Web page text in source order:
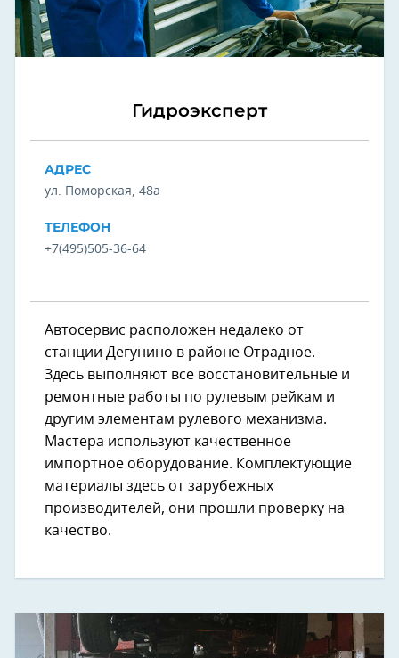
Гидроэксперт
АДРЕС
ул. Поморская, 48а
ТЕЛЕФОН
+7(495)505-36-64
Автосервис расположен недалеко от
станции Дегунино в районе Отрадное.
Здесь выполняют все восстановительные и
ремонтные работы по рулевым рейкам и
другим элементам рулевого механизма.
Мастера используют качественное
импортное оборудование. Комплектующие
материалы здесь от зарубежных
производителей, они прошли проверку на
качество.